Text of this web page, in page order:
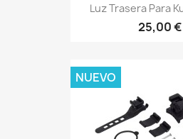
Luz Trasera Para
25,00 €
NUEVO